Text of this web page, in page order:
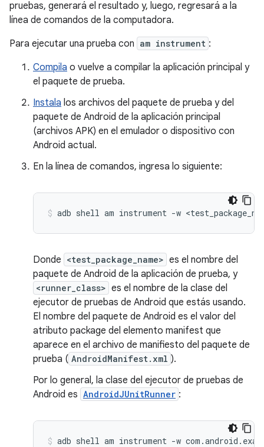
pruebas, generará el resultado y, luego, regresará a la
línea de comandos de la computadora.
Para ejecutar una prueba con am instrument :
Compila o vuelve a compilar la aplicación principal y
el paquete de prueba.
Instala los archivos del paquete de prueba y del
paquete de Android de la aplicación principal
(archivos APK) en el emulador o dispositivo con
Android actual.
En la línea de comandos, ingresa lo siguiente:
adb shell am instrument -w
Donde <test_package_name> es el nombre del
paquete de Android de la aplicación de prueba, y
<runner_class> es el nombre de la clase del
ejecutor de pruebas de Android que estás usando.
El nombre del paquete de Android es el valor del
atributo package del elemento manifest que
aparece en el archivo de manifiesto del paquete de
prueba ( AndroidManifest.xml ).
Por lo general, la clase del ejecutor de pruebas de
Android es AndroidJUnitRunner :
adb shell am instrument -w